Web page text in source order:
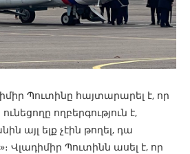
Պուտինը հայտարարել է, որ
ողբերգություն է,
այլ ելք չէին թողել, դա
Վլադիմիր Պուտինն ասել է, որ